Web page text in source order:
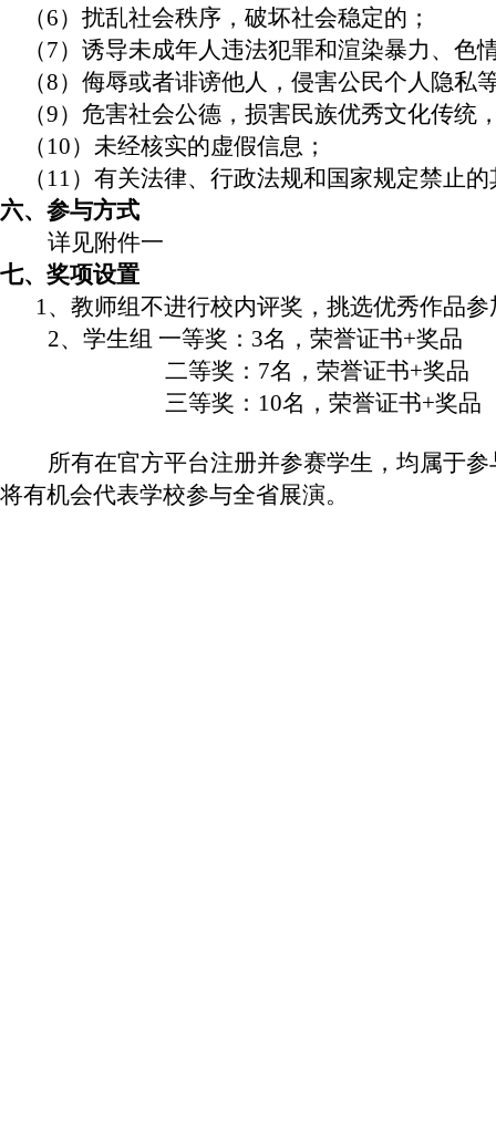
（6）扰乱社会秩序，破坏社会稳定的；
（7）诱导未成年人违法犯罪和渲染暴力、色
（8）侮辱或者诽谤他人，侵害公民个人隐私
（9）危害社会公德，损害民族优秀文化传统
（ 10）未经核实的虚假信息；
（ 11）有关法律、行政法规和国家规定禁止
六、参与方式
详见附件一
七、奖项设置
1、教师组不进行校内评奖，挑选优秀作品
2、学生组 一等奖：3名，荣誉证书+奖品
二等奖： 7名，荣誉证书+奖品
三等奖： 10名，荣誉证书+奖品
所有在官方平台注册并参赛学生，均属于
将有机会代表学校参与全省展演。